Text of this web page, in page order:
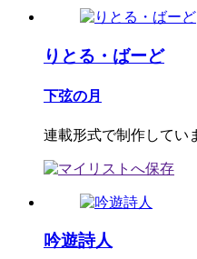
りとる・ばーど
下弦の月
連載形式で制作してい
吟遊詩人